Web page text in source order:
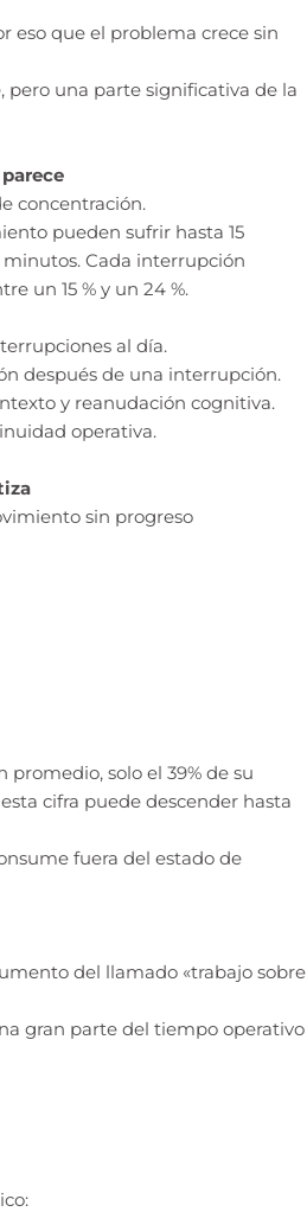
eso que el problema crece sin
pero una parte significativa de la
concentración.
pueden sufrir hasta 15
Cada interrupción
un 15 % y un 24 %.
al día.
después de una interrupción.
y reanudación cognitiva.
operativa.
sin progreso
solo el 39% de su
cifra puede descender hasta
fuera del estado de
del llamado «trabajo sobre
gran parte del tiempo operativo